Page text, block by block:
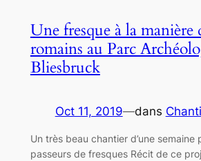
Une fresque à la manière
romains au Parc
Bliesbruck
Oct 11, 2019—dans
Un très beau chantier d’une semaine
passeurs de fresques Récit de ce